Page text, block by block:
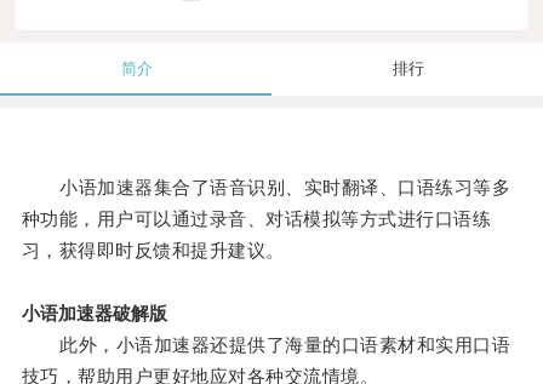
简介 排行
小语加速器集合了语音识别、实时翻译、口语练习等多
种功能，用户可以通过录音、对话模拟等方式进行口语练
习，获得即时反馈和提升建议。
小语加速器破解版
此外，小语加速器还提供了海量的口语素材和实用口语
技巧，帮助用户更好地应对各种交流情境。